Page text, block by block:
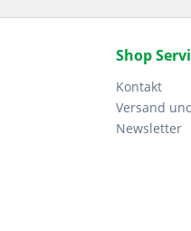
Shop
Kontakt
Versand
Newsletter